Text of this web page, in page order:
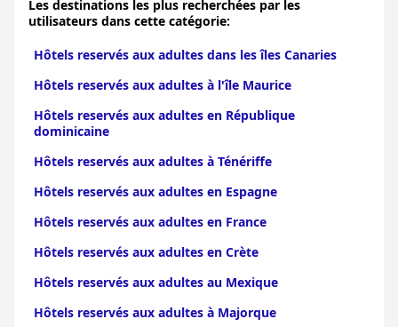
Les destinations les plus recherchées par les
utilisateurs dans cette catégorie:
Hôtels reservés aux adultes dans les îles Canaries
Hôtels reservés aux adultes à l'île Maurice
Hôtels reservés aux adultes en République
dominicaine
Hôtels reservés aux adultes à Ténériffe
Hôtels reservés aux adultes en Espagne
Hôtels reservés aux adultes en France
Hôtels reservés aux adultes en Crète
Hôtels reservés aux adultes au Mexique
Hôtels reservés aux adultes à Majorque